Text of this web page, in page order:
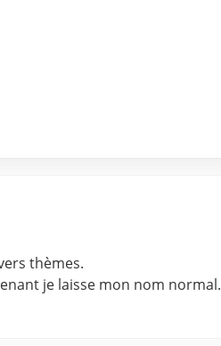
thèmes.
je laisse mon nom normal.